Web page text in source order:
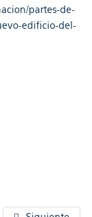
partes-de-
edificio-del-